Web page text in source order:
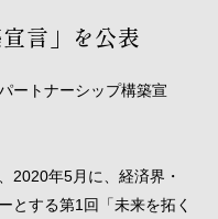
言」を公表
ートナーシップ構築宣
2020年5月に、経済界・
とする第1回「未来を拓く